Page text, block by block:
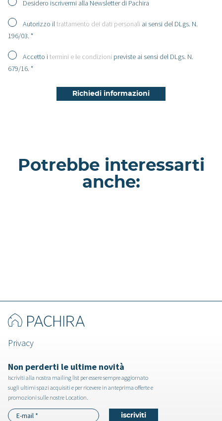
Desidero iscrivermi alla Newsletter di Pachira
Autorizzo iltrattamento dei dati personali ai sensi del DLgs. N.
196/03. *
Accetto itermini e le condizioni previste ai sensi del DLgs. N.
679/16. *
Potrebbe interessarti
anche:
Privacy
Non perderti le ultime novità
Iscriviti alla nostra mailing list per essere sempre aggiornato
sugli ultimi spazi acquisiti e per ricevere in anteprima offerte e
promozioni sulle nostre Location.